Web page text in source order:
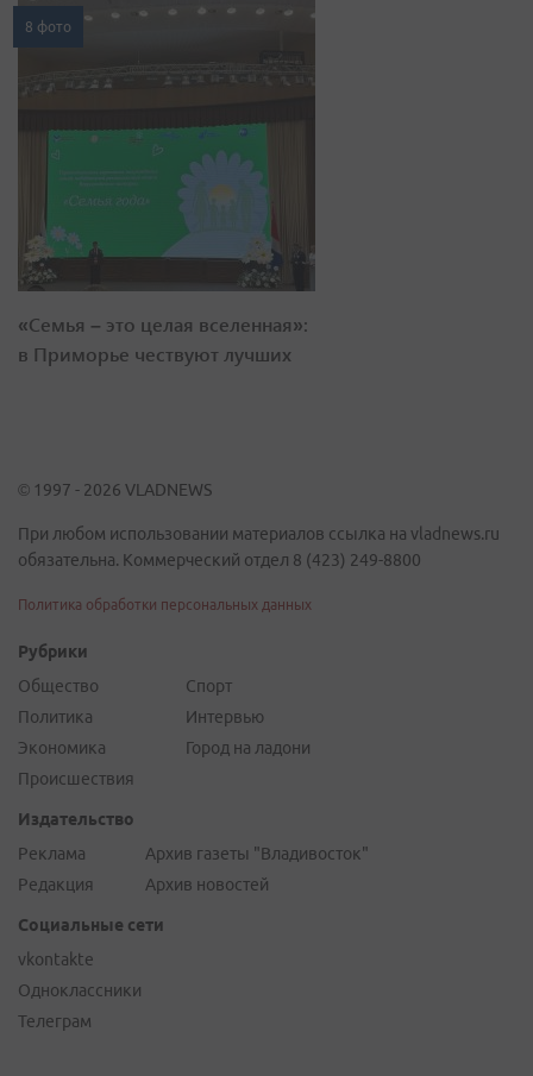
8 фото
«Семья – это целая вселенная»:
в Приморье чествуют лучших
© 1997 - 2026 VLADNEWS
При любом использовании материалов ссылка на vladnews.ru
обязательна. Коммерческий отдел 8 (423) 249-8800
Политика обработки персональных данных
Рубрики
Общество
Политика
Экономика
Происшествия
Спорт
Интервью
Город на ладони
Издательство
Реклама
Редакция
Архив газеты "Владивосток"
Архив новостей
Социальные сети
vkontakte
Одноклассники
Телеграм